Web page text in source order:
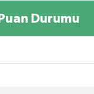
Durumu